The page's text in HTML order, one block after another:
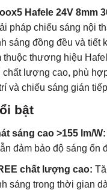
Hafele 24V 8mm
pháp chiếu sáng nội
sáng đồng đều và tiết
thuộc thương hiệu
lượng cao, phù
và chiếu sáng gián
bật
sáng cao >155 lm/W:
đảm bảo độ sáng ổn
chất lượng cao:
sáng trong thời gian